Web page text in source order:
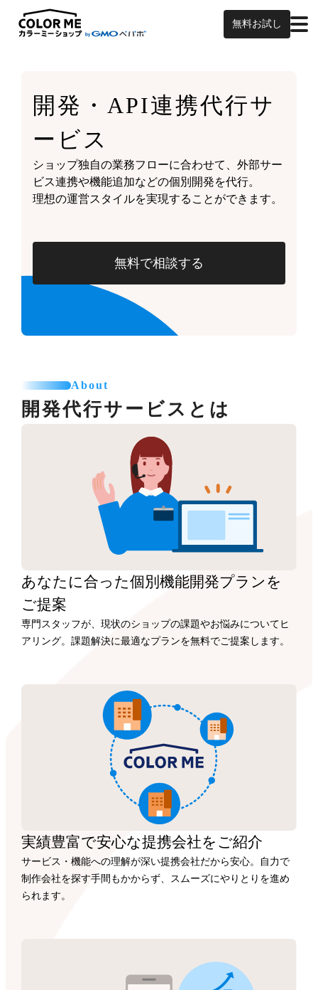
無料お試し
開発・API連携代行サ
ービス
ショップ独自の業務フローに合わせて、外部サー
ビス連携や機能追加などの個別開発を代行。
理想の運営スタイルを実現することができます。
無料で相談する
About
開発代行サービスとは
あなたに合った個別機能開発プランを
ご提案
専門スタッフが、現状のショップの課題やお悩みについてヒ
アリング。課題解決に最適なプランを無料でご提案します。
実績豊富で安心な提携会社を ご紹介
サービス・機能への理解が深い提携会社だから安心。自力で
制作会社を探す手間もかからず、スムーズにやりとりを進め
られます。